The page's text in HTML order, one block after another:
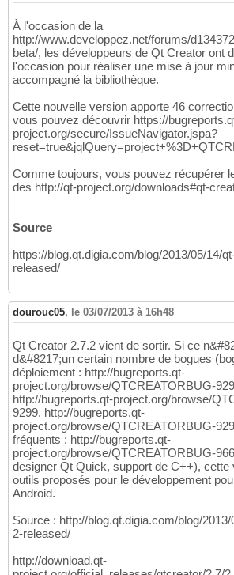
À l'occasion de la
http://www.developpez.net/forums/
beta/, les développeurs de Qt Creator ont
l'occasion pour réaliser une mise à jour
accompagné la bibliothèque.
Cette nouvelle version apporte 46
vous pouvez découvrir https://
project.org/secure/IssueNavigator.jspa?
Comme toujours, vous pouvez récupérer
des http://qt-project.org/downloads#qt-
Source
https://blog.qt.digia.com/blog/2013/05/14/
released/
dourouc05, le 03/07/2013 à 16h48
Qt Creator 2.7.2 vient de sortir. Si ce
d&#8217;un certain nombre de bogues
déploiement : http://bugreports.qt-
project.org/browse/QTCREATORBUG-
http://bugreports.qt-project.org/browse/
9299, http://bugreports.qt-
project.org/browse/QTCREATORBUG-
fréquents : http://bugreports.qt-
project.org/browse/QTCREATORBUG-
designer Qt Quick, support de C++), cette
outils proposés pour le développement
Android.
Source : http://blog.qt.digia.com/blog/
2-released/
http://download.qt-